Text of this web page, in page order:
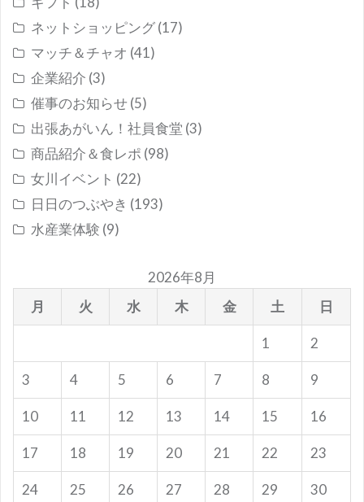
ネットショッピング(17)
マッチ＆チャオ (41)
企業紹介 (3)
催事のお知らせ(5)
出張あがいん！社員食堂 (3)
商品紹介＆食レポ (98)
女川イベント (22)
日日のつぶやき (193)
水産業体験 (9)
2026年8月
月
火 水 木 金 土 日
1 2
3 4 5 6 7 8 9
10 11 12 13 14 15 16
17 18 19 20 21 22 23
24 25 26 27 28 29 30